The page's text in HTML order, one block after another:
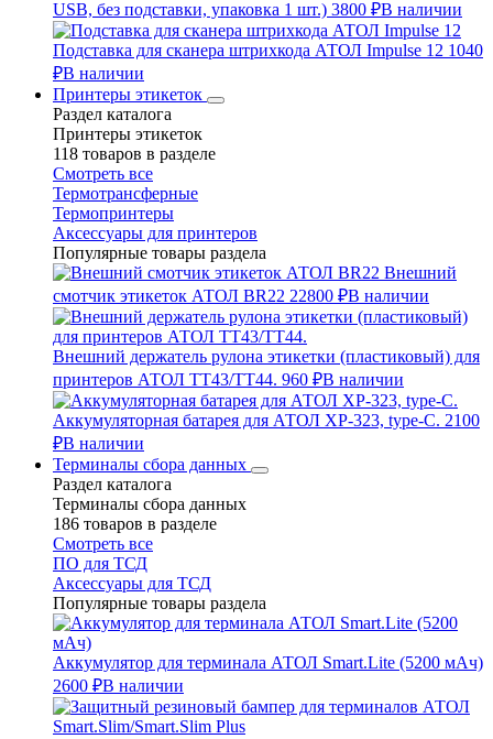
USB, без подставки, упаковка 1 шт.) 3800 ₽В наличии
Подставка для сканера штрихкода АТОЛ Impulse 12 1040
₽В наличии
Принтеры этикеток
Раздел каталога
Принтеры этикеток
118 товаров в разделе
Смотреть все
Термотрансферные
Термопринтеры
Аксессуары для принтеров
Популярные товары раздела
Внешний
смотчик этикеток АТОЛ BR22 22800 ₽В наличии
Внешний держатель рулона этикетки (пластиковый) для
принтеров АТОЛ TT43/TT44. 960 ₽В наличии
Аккумуляторная батарея для АТОЛ XP-323, type-C. 2100
₽В наличии
Терминалы сбора данных
Раздел каталога
Терминалы сбора данных
186 товаров в разделе
Смотреть все
ПО для ТСД
Аксессуары для ТСД
Популярные товары раздела
Аккумулятор для терминала АТОЛ Smart.Lite (5200 мАч)
2600 ₽В наличии